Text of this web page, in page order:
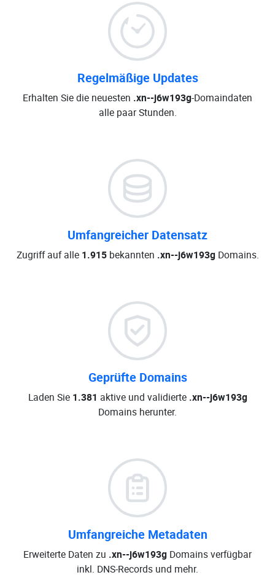
Regelmäßige Updates
Erhalten Sie die neuesten .xn--j6w193g-Domaindaten
alle paar Stunden.
Umfangreicher Datensatz
Zugriff auf alle 1.915bekannten .xn--j6w193gDomains.
Geprüfte Domains
Laden Sie 1.381 aktive und validierte .xn--j6w193g
Domains herunter.
Umfangreiche Metadaten
Erweiterte Daten zu .xn--j6w193g Domains verfügbar
inkl. DNS-Records und mehr.